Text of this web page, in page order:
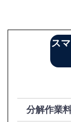
ス
分解作業